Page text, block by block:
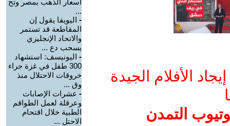
الأفلام الجيدة
التمدن
أسعار الذهب بمصر وتح
...
- اليويفا يقول إن
المقاطعة قد تستمر
والاتحاد الإنجليزي
يسحب دع ...
- اليونيسف: استشهاد
300 طفل في غزة جراء
خروقات الاحتلال منذ
وق ...
- عشرات الإصابات
وعرقلة لعمل الطواقم
الطبية خلال اقتحام
الاحتل ...